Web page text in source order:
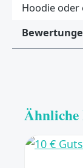
Hoodie